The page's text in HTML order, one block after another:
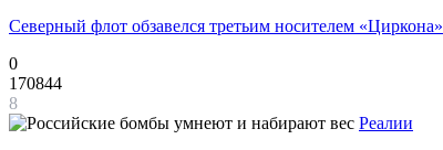
Северный флот обзавелся третьим носителем «Циркона»
0
170844
8
Реалии